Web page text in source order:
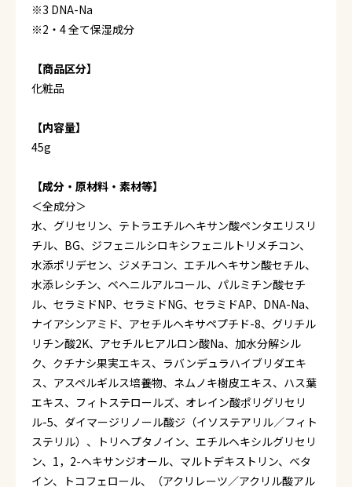
※3 DNA-Na
※2・4 全て保湿成分
【商品区分】
化粧品
【内容量】
45g
【成分・原材料・素材等】
＜全成分＞
水、グリセリン、テトラエチルヘキサン酸ペンタエリスリ
チル、BG、ジフェニルシロキシフェニルトリメチコン、
水添ポリデセン、ジメチコン、エチルヘキサン酸セチル、
水添レシチン、ベヘニルアルコール、パルミチン酸セチ
ル、セラミドNP、セラミドNG、セラミドAP、DNA-Na、
ナイアシンアミド、アセチルヘキサペプチド-8、グリチル
リチン酸2K、アセチルヒアルロン酸Na、加水分解シル
ク、クチナシ果実エキス、ラバンデュラハイブリダエキ
ス、アスペルギルス培養物、ネムノキ樹皮エキス、ハス葉
エキス、フィトステロールズ、オレイン酸ポリグリセリ
ル-5、ダイマージリノール酸ジ（イソステアリル／フィト
ステリル）、トリヘプタノイン、エチルヘキシルグリセリ
ン、1，2-ヘキサンジオール、マルトデキストリン、ベタ
イン、トコフェロール、（アクリレーツ／アクリル酸アル